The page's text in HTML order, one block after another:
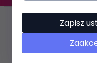
Zapisz